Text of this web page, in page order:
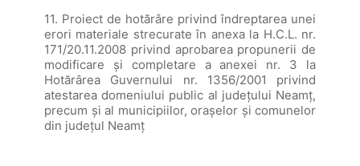
11. Proiect de hotărâre privind îndreptarea unei
erori materiale strecurate în anexa la H.C.L. nr.
171/20.11.2008 privind aprobarea propunerii de
modificare și completare a anexei nr. 3 la
Hotărârea Guvernului nr. 1356/2001 privind
atestarea domeniului public al județului Neamț,
precum și al municipiilor, orașelor și comunelor
din județul Neamț